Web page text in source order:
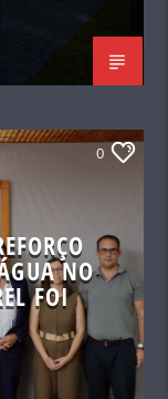
0
NO
FOI